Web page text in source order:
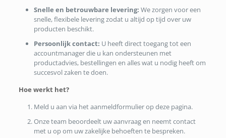
Snelle en betrouwbare levering: We zorgen voor een
snelle, flexibele levering zodat u altijd op tijd over uw
producten beschikt.
Persoonlijk contact: U heeft direct toegang tot een
accountmanager die u kan ondersteunen met
productadvies, bestellingen en alles wat u nodig heeft om
succesvol zaken te doen.
Hoe werkt het?
Meld u aan via het aanmeldformulier op deze pagina.
Onze team beoordeelt uw aanvraag en neemt contact
met u op om uw zakelijke behoeften te bespreken.